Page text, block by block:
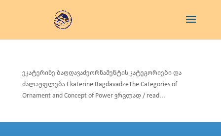
ეკატერინე ბაღდავაძეორნამენტის კატეგორიები და
ძალაუფლება Ekaterine BagdavadzeThe Categories of
Ornament and Concept of Power ვრცლად / read...